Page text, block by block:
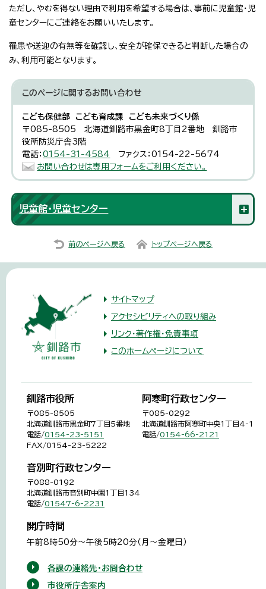
ただし、やむを得ない理由で利用を希望する場合は、事前に児童館・児
童センターにご連絡をお願いいたします。
罹患や送迎の有無等を確認し、安全が確保できると判断した場合の
み、利用可能となります。
このページに関するお問い合わせ
こども保健部 こども育成課 こども未来づくり係
〒085-8505 北海道釧路市黒金町8丁目2番地 釧路市
役所防災庁舎3階
電話：0154-31-4584
ファクス：0154-22-5674
お問い合わせは専用フォームをご利用ください。
児童館・児童センター
前のページへ戻る トップページへ戻る
サイトマップ
アクセシビリティへの取り組み
リンク・著作権・免責事項
このホームページについて
釧路市役所
〒085-8505
北海道釧路市黒金町7丁目5番地
電話/0154-23-5151
FAX/0154-23-5222
阿寒町行政センター
〒085-0292
北海道釧路市阿寒町中央1丁目4-1
電話/0154-66-2121
音別町行政センター
〒088-0192
北海道釧路市音別町中園1丁目134
電話/01547-6-2231
開庁時間
午前8時50分～午後5時20分（月～金曜日）
各課の連絡先・お問合わせ
市役所庁舎案内